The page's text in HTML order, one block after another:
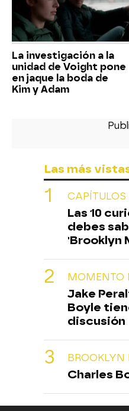
La investigación a la
unidad de Voight pone
en jaque la boda de
Kim y Adam
Las más
CAPÍTULOS
Las 10
debes
'Brooklyn
MOMENTO
Jake
Boyle
discusión
Charles